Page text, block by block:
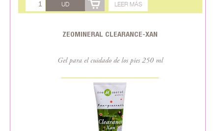
UD LEER MÁS
ZEOMINERAL CLEARANCE-XAN
Gel para el cuidado de los pies 250 ml